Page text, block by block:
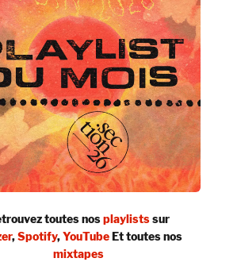
toutes nosplaylistssur
,Spotify,YouTubeEt toutes nos
mixtapes